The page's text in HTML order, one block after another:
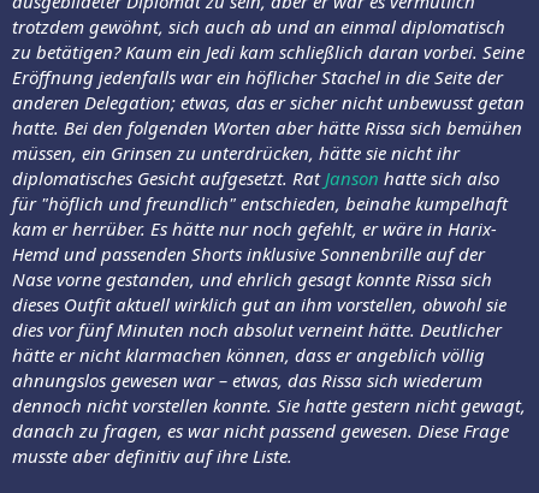
trotzdem gewöhnt, sich auch ab und an einmal diplomatisch
zu betätigen? Kaum ein Jedi kam schließlich daran vorbei. Seine
Eröffnung jedenfalls war ein höflicher Stachel in die Seite der
anderen Delegation; etwas, das er sicher nicht unbewusst getan
hatte. Bei den folgenden Worten aber hätte Rissa sich bemühen
müssen, ein Grinsen zu unterdrücken, hätte sie nicht ihr
diplomatisches Gesicht aufgesetzt. RatJanson hatte sich also
für "höflich und freundlich" entschieden, beinahe kumpelhaft
kam er herrüber. Es hätte nur noch gefehlt, er wäre in Harix-
Hemd und passenden Shorts inklusive Sonnenbrille auf der
Nase vorne gestanden, und ehrlich gesagt konnte Rissa sich
dieses Outfit aktuell wirklich gut an ihm vorstellen, obwohl sie
dies vor fünf Minuten noch absolut verneint hätte. Deutlicher
hätte er nicht klarmachen können, dass er angeblich völlig
ahnungslos gewesen war – etwas, das Rissa sich wiederum
dennoch nicht vorstellen konnte. Sie hatte gestern nicht gewagt,
danach zu fragen, es war nicht passend gewesen. Diese Frage
musste aber definitiv auf ihre Liste.